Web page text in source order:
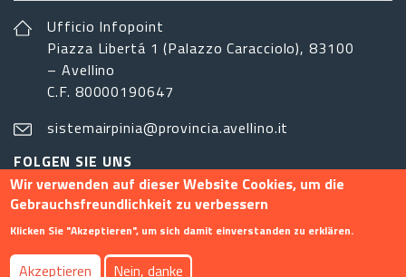
Ufficio Infopoint
Piazza Libertá 1 (Palazzo Caracciolo), 83100
– Avellino
C.F. 80000190647
sistemairpinia@provincia.avellino.it
FOLGEN SIE UNS
Wir verwenden auf dieser Website Cookies, um die
Gebrauchsfreundlichkeit zu verbessern
Klicken Sie "Akzeptieren", um sich damit einverstanden zu erklären.
Akzeptieren Nein, danke